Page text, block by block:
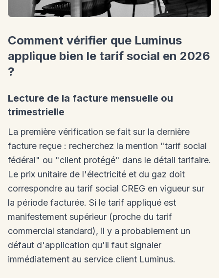
Comment vérifier que Luminus
applique bien le tarif social en 2026
?
Lecture de la facture mensuelle ou
trimestrielle
La première vérification se fait sur la dernière
facture reçue : recherchez la mention "tarif social
fédéral" ou "client protégé" dans le détail tarifaire.
Le prix unitaire de l'électricité et du gaz doit
correspondre au tarif social CREG en vigueur sur
la période facturée. Si le tarif appliqué est
manifestement supérieur (proche du tarif
commercial standard), il y a probablement un
défaut d'application qu'il faut signaler
immédiatement au service client Luminus.